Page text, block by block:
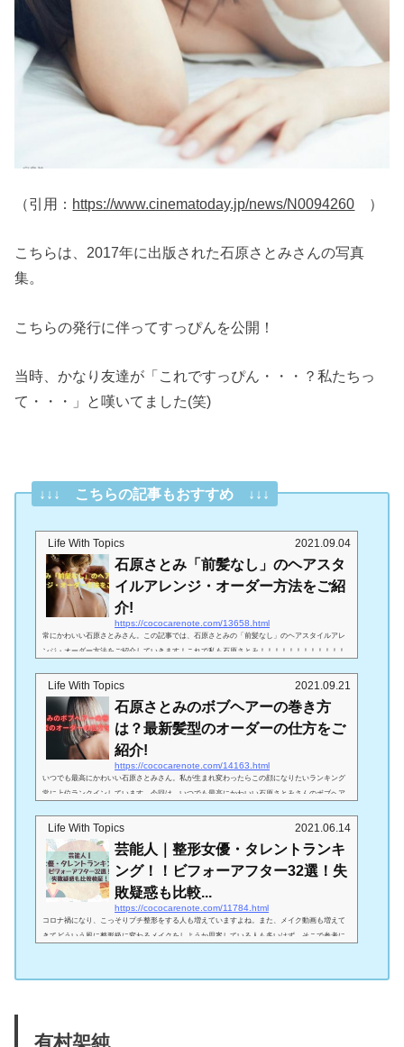
（引用： https://www.cinematoday.jp/news/N0094260 ）
こちらは、2017年に出版された石原さとみさんの写真
集。
こちらの発行に伴ってすっぴんを公開！
当時、かなり友達が「これですっぴん・・・？私たちっ
て・・・」と嘆いてました(笑)
↓↓↓ こちらの記事もおすすめ ↓↓↓
Life With Topics 2021.09.04
石原さとみ「前髪なし」のヘアスタ
イルアレンジ・オーダー方法をご紹
介!
https://cococarenote.com/13658.html
常にかわいい石原さとみさん。この記事では、石原さとみの「前髪なし」のヘアスタイルアレ
ンジ・オーダー方法をご紹介していきます！これで私も石原さとみ！！！！！！！！！！！！
てご紹介していきます。 ドラマ「Heaven極楽レストラン」パーマスタイルのロング2019年に
主演していたドラマ「Heaven極楽レストラン」ではロングの可愛いかっこいいパーマスタイル
でした。（引用：https://haru-journal.com/trend/entertainer/10646/ )...
Life With Topics 2021.09.21
石原さとみのボブヘアーの巻き方
は？最新髪型のオーダーの仕方をご
紹介!
https://cococarenote.com/14163.html
いつでも最高にかわいい石原さとみさん。私が生まれ変わったらこの顔になりたいランキング
常に上位ランクインしています。今回は、いつでも最高にかわいい石原さとみさんのボブヘア
は？（引用：https://hidehair.jp/hairstyle-ishiharasatomi ）カタチ（前髪あり・なし）引用：イン
スタカタチの特徴は、『丸みのあるショートボブ』と『2way前髪』の2つです。 この『丸みの
あるショートボブ』というスタイルは、ショートボブの中でも長さがあ...
Life With Topics 2021.06.14
芸能人｜整形女優・タレントランキ
ング！！ビフォーアフター32選！失
敗疑惑も比較...
https://cococarenote.com/11784.html
コロナ禍になり、こっそりプチ整形をする人も増えていますよね。また、メイク動画も増えて
きてどういう風に整形級に変わるメイクをしようか思案している人も多いはず。そこで参考に
よるものだったとしても、こんな風に整形級に垢抜けたい～！とかな～り参考になりますよ